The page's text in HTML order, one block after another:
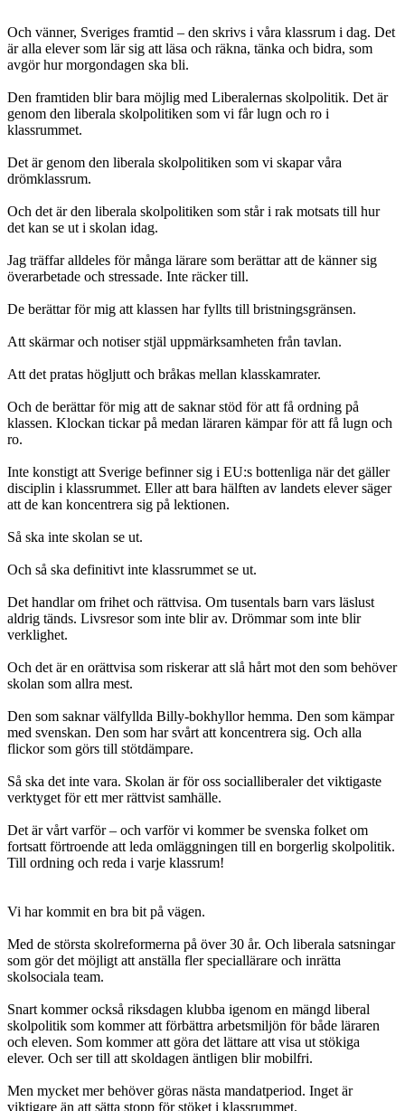
Och vänner, Sveriges framtid – den skrivs i våra klassrum i dag. Det
är alla elever som lär sig att läsa och räkna, tänka och bidra, som
avgör hur morgondagen ska bli.
Den framtiden blir bara möjlig med Liberalernas skolpolitik. Det är
genom den liberala skolpolitiken som vi får lugn och ro i
klassrummet.
Det är genom den liberala skolpolitiken som vi skapar våra
drömklassrum.
Och det är den liberala skolpolitiken som står i rak motsats till hur
det kan se ut i skolan idag.
Jag träffar alldeles för många lärare som berättar att de känner sig
överarbetade och stressade. Inte räcker till.
De berättar för mig att klassen har fyllts till bristningsgränsen.
Att skärmar och notiser stjäl uppmärksamheten från tavlan.
Att det pratas högljutt och bråkas mellan klasskamrater.
Och de berättar för mig att de saknar stöd för att få ordning på
klassen. Klockan tickar på medan läraren kämpar för att få lugn och
ro.
Inte konstigt att Sverige befinner sig i EU:s bottenliga när det gäller
disciplin i klassrummet. Eller att bara hälften av landets elever säger
att de kan koncentrera sig på lektionen.
Så ska inte skolan se ut.
Och så ska definitivt inte klassrummet se ut.
Det handlar om frihet och rättvisa. Om tusentals barn vars läslust
aldrig tänds. Livsresor som inte blir av. Drömmar som inte blir
verklighet.
Och det är en orättvisa som riskerar att slå hårt mot den som behöver
skolan som allra mest.
Den som saknar välfyllda Billy-bokhyllor hemma. Den som kämpar
med svenskan. Den som har svårt att koncentrera sig. Och alla
flickor som görs till stötdämpare.
Så ska det inte vara. Skolan är för oss socialliberaler det viktigaste
verktyget för ett mer rättvist samhälle.
Det är vårt varför – och varför vi kommer be svenska folket om
fortsatt förtroende att leda omläggningen till en borgerlig skolpolitik.
Till ordning och reda i varje klassrum!
Vi har kommit en bra bit på vägen.
Med de största skolreformerna på över 30 år. Och liberala satsningar
som gör det möjligt att anställa fler speciallärare och inrätta
skolsociala team.
Snart kommer också riksdagen klubba igenom en mängd liberal
skolpolitik som kommer att förbättra arbetsmiljön för både läraren
och eleven. Som kommer att göra det lättare att visa ut stökiga
elever. Och ser till att skoldagen äntligen blir mobilfri.
Men mycket mer behöver göras nästa mandatperiod. Inget är
viktigare än att sätta stopp för stöket i klassrummet.